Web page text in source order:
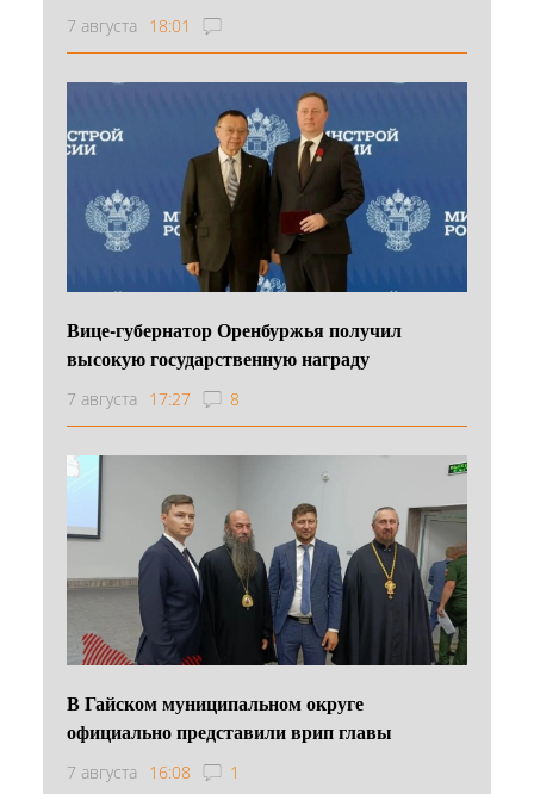
7 августа 18:01
Вице-губернатор Оренбуржья получил
высокую государственную награду
7 августа 17:27 8
В Гайском муниципальном округе
официально представили врип главы
7 августа 16:08 1